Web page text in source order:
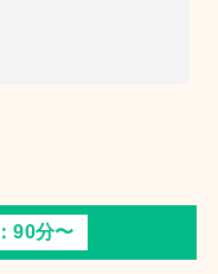
90分〜